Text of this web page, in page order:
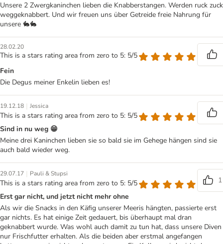
Unsere 2 Zwergkaninchen lieben die Knabberstangen. Werden ruck zuck
weggeknabbert. Und wir freuen uns über Getreide freie Nahrung für
unsere 🐇🐇
28.02.20
This is a stars rating area from zero to 5: 5/5
Fein
Die Degus meiner Enkelin lieben es!
19.12.18 | Jessica
This is a stars rating area from zero to 5: 5/5
Sind in nu weg 😁
Meine drei Kaninchen lieben sie so bald sie im Gehege hängen sind sie
auch bald wieder weg.
29.07.17 | Pauli & Stupsi
This is a stars rating area from zero to 5: 5/5
1
Erst gar nicht, und jetzt nicht mehr ohne
Als wir die Snacks in den Käfig unserer Meeris hängten, passierte erst
gar nichts. Es hat einige Zeit gedauert, bis überhaupt mal dran
geknabbert wurde. Was wohl auch damit zu tun hat, dass unsere Diven
nur Frischfutter erhalten. Als die beiden aber erstmal angefangen